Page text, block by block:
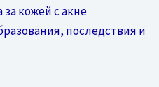
кожей с акне
последствия и